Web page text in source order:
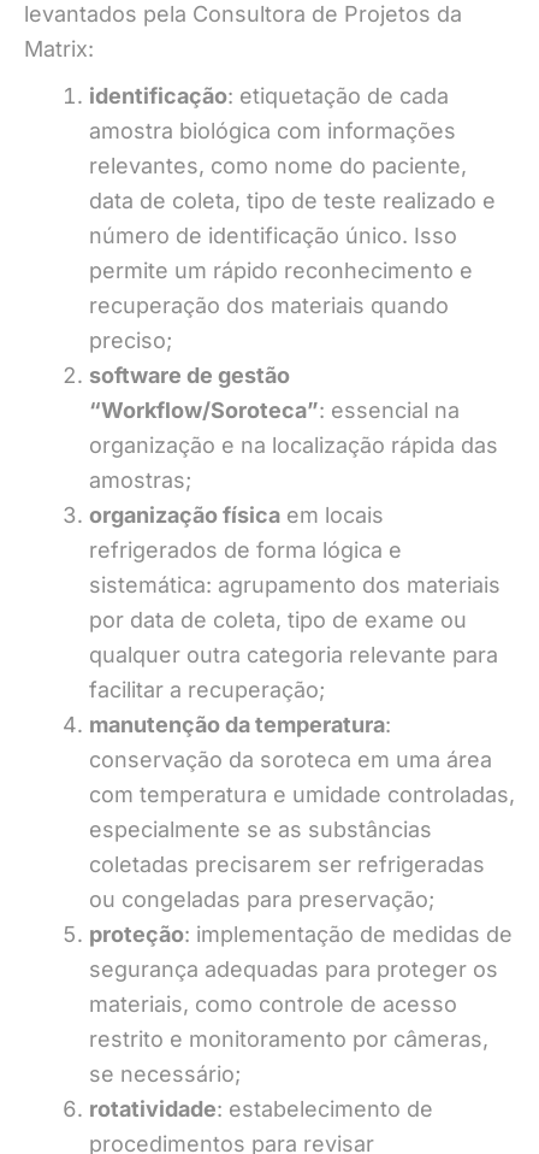
levantados pela Consultora de Projetos da
Matrix:
identificação: etiquetação de cada
amostra biológica com informações
relevantes, como nome do paciente,
data de coleta, tipo de teste realizado e
número de identificação único. Isso
permite um rápido reconhecimento e
recuperação dos materiais quando
preciso;
software de gestão
“Workflow/Soroteca”: essencial na
organização e na localização rápida das
amostras;
organização física em locais
refrigerados de forma lógica e
sistemática: agrupamento dos materiais
por data de coleta, tipo de exame ou
qualquer outra categoria relevante para
facilitar a recuperação;
manutenção da temperatura:
conservação da soroteca em uma área
com temperatura e umidade controladas,
especialmente se as substâncias
coletadas precisarem ser refrigeradas
ou congeladas para preservação;
proteção: implementação de medidas de
segurança adequadas para proteger os
materiais, como controle de acesso
restrito e monitoramento por câmeras,
se necessário;
rotatividade: estabelecimento de
procedimentos para revisar